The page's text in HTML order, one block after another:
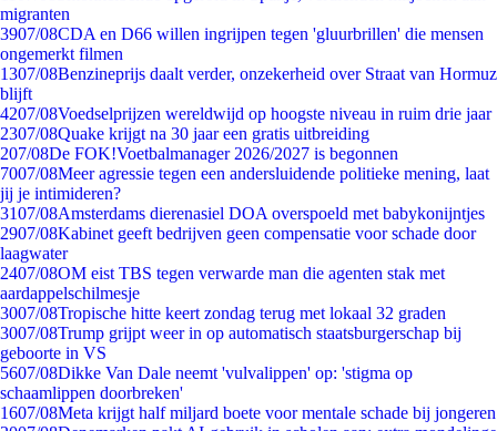
migranten
3907/08CDA en D66 willen ingrijpen tegen 'gluurbrillen' die mensen
ongemerkt filmen
1307/08Benzineprijs daalt verder, onzekerheid over Straat van Hormuz
blijft
4207/08Voedselprijzen wereldwijd op hoogste niveau in ruim drie jaar
2307/08Quake krijgt na 30 jaar een gratis uitbreiding
207/08De FOK!Voetbalmanager 2026/2027 is begonnen
7007/08Meer agressie tegen een andersluidende politieke mening, laat
jij je intimideren?
3107/08Amsterdams dierenasiel DOA overspoeld met babykonijntjes
2907/08Kabinet geeft bedrijven geen compensatie voor schade door
laagwater
2407/08OM eist TBS tegen verwarde man die agenten stak met
aardappelschilmesje
3007/08Tropische hitte keert zondag terug met lokaal 32 graden
3007/08Trump grijpt weer in op automatisch staatsburgerschap bij
geboorte in VS
5607/08Dikke Van Dale neemt 'vulvalippen' op: 'stigma op
schaamlippen doorbreken'
1607/08Meta krijgt half miljard boete voor mentale schade bij jongeren